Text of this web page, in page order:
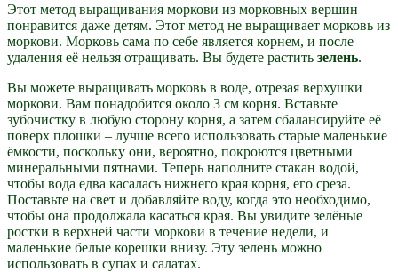
Этот метод выращивания моркови из морковных вершин
понравится даже детям. Этот метод не выращивает морковь из
моркови. Морковь сама по себе является корнем, и после
удаления её нельзя отращивать. Вы будете растить зелень.
Вы можете выращивать морковь в воде, отрезая верхушки
моркови. Вам понадобится около 3 см корня. Вставьте
зубочистку в любую сторону корня, а затем сбалансируйте её
поверх плошки – лучше всего использовать старые маленькие
ёмкости, поскольку они, вероятно, покроются цветными
минеральными пятнами. Теперь наполните стакан водой,
чтобы вода едва касалась нижнего края корня, его среза.
Поставьте на свет и добавляйте воду, когда это необходимо,
чтобы она продолжала касаться края. Вы увидите зелёные
ростки в верхней части моркови в течение недели, и
маленькие белые корешки внизу. Эту зелень можно
использовать в супах и салатах.